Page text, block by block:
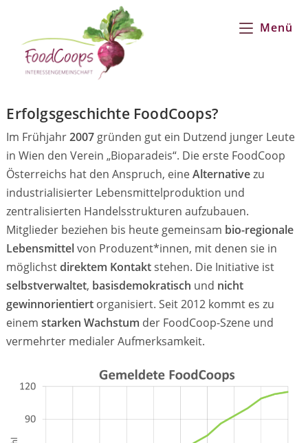
Menü
Erfolgsgeschichte FoodCoops?
Im Frühjahr2007 gründen gut ein Dutzend junger Leute
in Wien den Verein „Bioparadeis“. Die erste FoodCoop
Österreichs hat den Anspruch, eineAlternativezu
industrialisierter Lebensmittelproduktion und
zentralisierten Handelsstrukturen aufzubauen.
Mitglieder beziehen bis heute gemeinsam bio-regionale
Lebensmittelvon Produzent*innen, mit denen sie in
möglichstdirektem Kontaktstehen. Die Initiative ist
selbstverwaltet, basisdemokratisch und nicht
gewinnorientiert organisiert. Seit 2012 kommt es zu
einemstarken Wachstum der FoodCoop-Szene und
vermehrter medialer Aufmerksamkeit.